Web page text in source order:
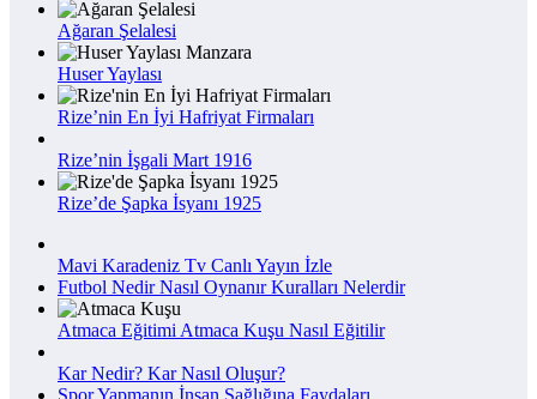
Ağaran Şelalesi
Huser Yaylası
Rize’nin En İyi Hafriyat Firmaları
Rize’nin İşgali Mart 1916
Rize’de Şapka İsyanı 1925
Mavi Karadeniz Tv Canlı Yayın İzle
Futbol Nedir Nasıl Oynanır Kuralları Nelerdir
Atmaca Eğitimi Atmaca Kuşu Nasıl Eğitilir
Kar Nedir? Kar Nasıl Oluşur?
Spor Yapmanın İnsan Sağlığına Faydaları